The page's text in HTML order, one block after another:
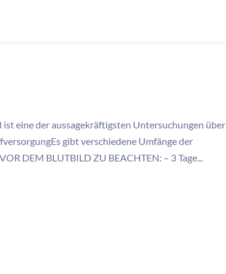
eine der aussagekräftigsten Untersuchungen über
gibt verschiedene Umfänge der
DEM BLUTBILD ZU BEACHTEN: – 3 Tage...